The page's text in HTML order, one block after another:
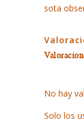
sota
No hay
Solo los